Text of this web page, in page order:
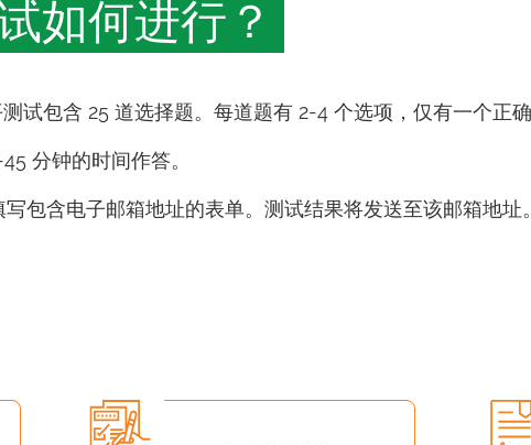
如何进行？
试包含 25 道选择题。每道题有 2-4 个选项，仅有一个正确
分钟的时间作答。
包含电子邮箱地址的表单。测试结果将发送至该邮箱地址